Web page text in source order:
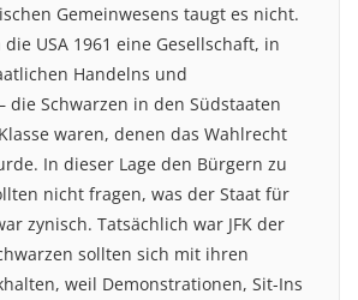
Gemeinwesens taugt es nicht.
USA 1961 eine Gesellschaft, in
Handelns und
die Schwarzen in den Südstaaten
waren, denen das Wahlrecht
In dieser Lage den Bürgern zu
nicht fragen, was der Staat für
zynisch. Tatsächlich war JFK der
sollten sich mit ihren
weil Demonstrationen, Sit-Ins